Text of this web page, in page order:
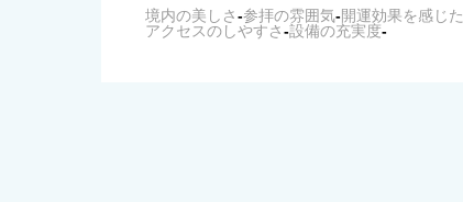
境内の美しさ-参拝の雰囲気-開運効果を感じた
アクセスのしやすさ-設備の充実度-